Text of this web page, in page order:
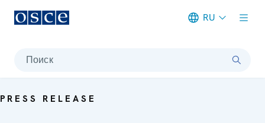
RU
Поиск
PRESS RELEASE